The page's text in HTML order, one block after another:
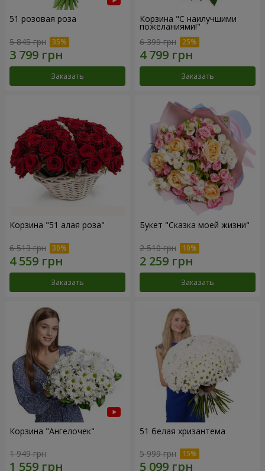
51 розовая роза
5 845 грн
Заказать
Корзина "С наилучшими
пожеланиями!"
6 399 грн
Заказать
Корзина "51 алая роза"
6 513 грн
Заказать
Букет "Сказка моей жизни"
2 510 грн
Заказать
Корзина "Ангелочек"
1 949 грн
51 белая хризантема
5 999 грн